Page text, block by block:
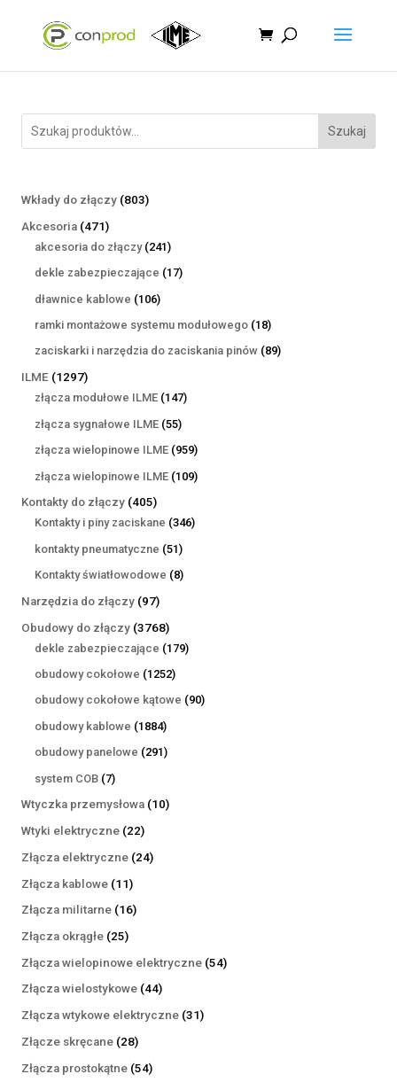
Szukaj
Wkłady do złączy 803803
Akcesoria 471471
produktów
akcesoria do złączy 241241
produktów
dekle zabezpieczające 1717
dławnice kablowe 106106
produktów
ramki montażowe systemu modułowego 1818
produktów
zaciskarki i narzędzia do zaciskania pinów 8989
ILME 12971297
produktów
złącza modułowe ILME 147147
złącza sygnałowe ILME 5555
produktów
złącza wielopinowe ILME 959959
produktów
złącza wielopinowe ILME 109109
Kontakty do złączy 405405
produktów
Kontakty i piny zaciskane 346346
kontakty pneumatyczne 5151
produktów
Kontakty światłowodowe 88
Narzędzia do złączy 9797
produktów
Obudowy do złączy 37683768
produktów
dekle zabezpieczające 179179
obudowy cokołowe 12521252
produkty
obudowy cokołowe kątowe 9090
obudowy kablowe 18841884
produkty
obudowy panelowe 291291
system COB 77
produktów
Wtyczka przemysłowa 1010
Wtyki elektryczne 2222
produkty
Złącza elektryczne 2424
Złącza kablowe 1111
produktów
Złącza militarne 1616
Złącza okrągłe 2525
produktów
Złącza wielopinowe elektryczne 5454
Złącza wielostykowe 4444
produkty
Złącza wtykowe elektryczne 3131
Złącze skręcane 2828
produktów
Złącza prostokątne 5454